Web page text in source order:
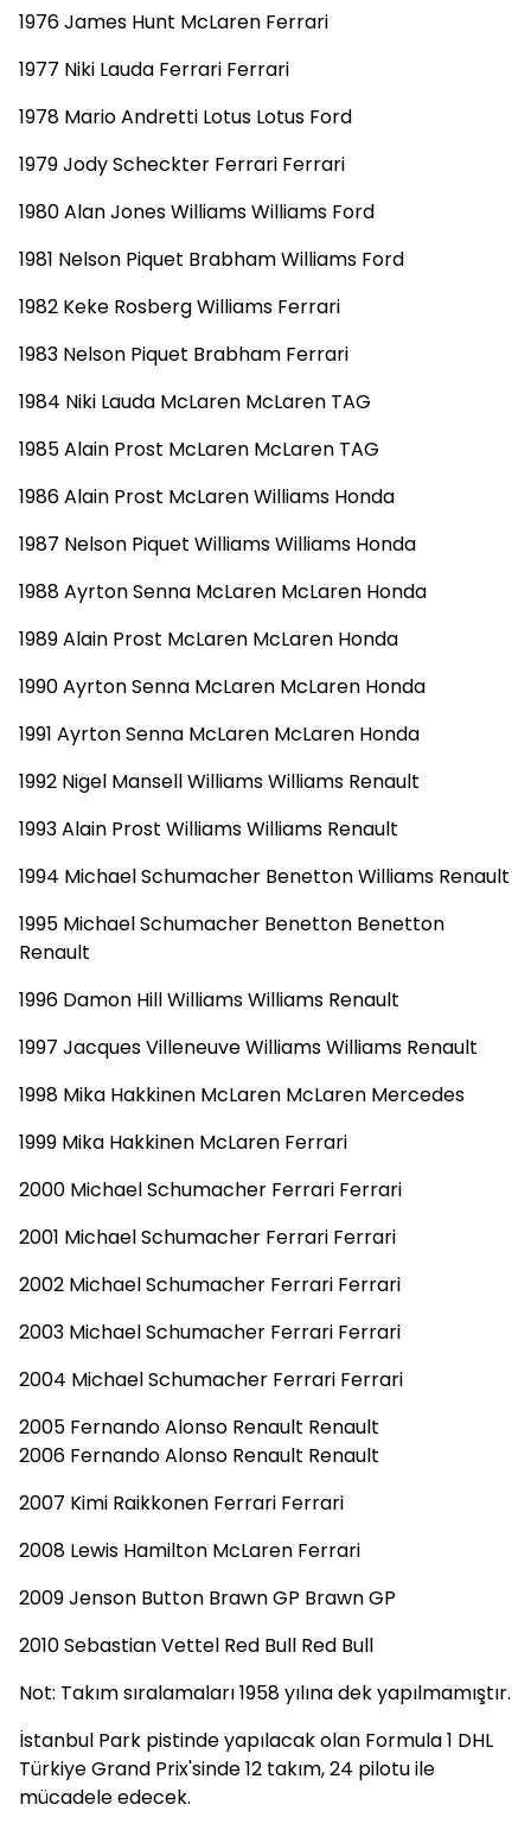
1976 James Hunt McLaren Ferrari
1977 Niki Lauda Ferrari Ferrari
1978 Mario Andretti Lotus Lotus Ford
1979 Jody Scheckter Ferrari Ferrari
1980 Alan Jones Williams Williams Ford
1981 Nelson Piquet Brabham Williams Ford
1982 Keke Rosberg Williams Ferrari
1983 Nelson Piquet Brabham Ferrari
1984 Niki Lauda McLaren McLaren TAG
1985 Alain Prost McLaren McLaren TAG
1986 Alain Prost McLaren Williams Honda
1987 Nelson Piquet Williams Williams Honda
1988 Ayrton Senna McLaren McLaren Honda
1989 Alain Prost McLaren McLaren Honda
1990 Ayrton Senna McLaren McLaren Honda
1991 Ayrton Senna McLaren McLaren Honda
1992 Nigel Mansell Williams Williams Renault
1993 Alain Prost Williams Williams Renault
1994 Michael Schumacher Benetton Williams Renault
1995 Michael Schumacher Benetton Benetton
Renault
1996 Damon Hill Williams Williams Renault
1997 Jacques Villeneuve Williams Williams Renault
1998 Mika Hakkinen McLaren McLaren Mercedes
1999 Mika Hakkinen McLaren Ferrari
2000 Michael Schumacher Ferrari Ferrari
2001 Michael Schumacher Ferrari Ferrari
2002 Michael Schumacher Ferrari Ferrari
2003 Michael Schumacher Ferrari Ferrari
2004 Michael Schumacher Ferrari Ferrari
2005 Fernando Alonso Renault Renault
2006 Fernando Alonso Renault Renault
2007 Kimi Raikkonen Ferrari Ferrari
2008 Lewis Hamilton McLaren Ferrari
2009 Jenson Button Brawn GP Brawn GP
2010 Sebastian Vettel Red Bull Red Bull
Not: Takım sıralamaları 1958 yılına dek yapılmamıştır.
İstanbul Park pistinde yapılacak olan Formula 1 DHL
Türkiye Grand Prix'sinde 12 takım, 24 pilotu ile
mücadele edecek.